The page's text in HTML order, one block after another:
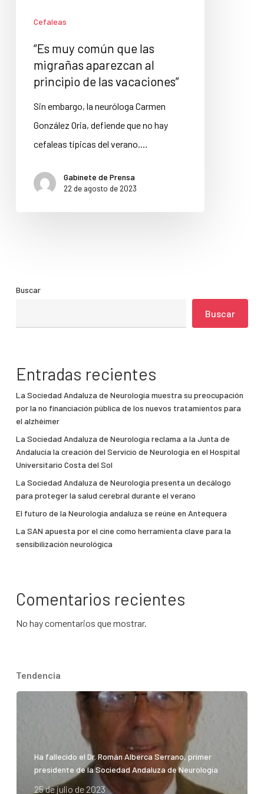
Cefaleas
“Es muy común que las
migrañas aparezcan al
principio de las vacaciones”
Sin embargo, la neuróloga Carmen
González Oria, defiende que no hay
cefaleas típicas del verano.…
Gabinete de Prensa
22 de agosto de 2023
Buscar
Buscar
Entradas recientes
La Sociedad Andaluza de Neurología muestra su preocupación
por la no financiación pública de los nuevos tratamientos para
el alzhéimer
La Sociedad Andaluza de Neurología reclama a la Junta de
Andalucía la creación del Servicio de Neurología en el Hospital
Universitario Costa del Sol
La Sociedad Andaluza de Neurología presenta un decálogo
para proteger la salud cerebral durante el verano
El futuro de la Neurología andaluza se reúne en Antequera
La SAN apuesta por el cine como herramienta clave para la
sensibilización neurológica
Comentarios recientes
No hay comentarios que mostrar.
Tendencia
Ha fallecido el Dr. Román Alberca Serrano, primer
presidente de la Sociedad Andaluza de Neurología
25 de julio de 2023